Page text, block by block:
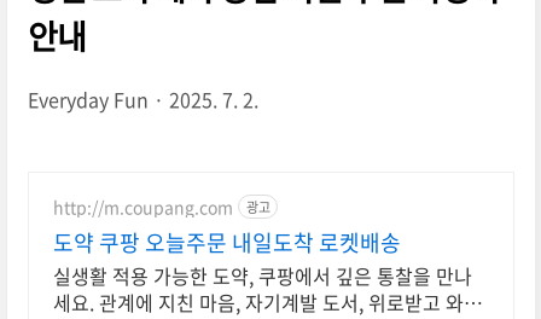
안내
Everyday Fun 2025. 7. 2.
http://m.coupang.com 광고
도약 쿠팡 오늘주문 내일도착 로켓배송
실생활 적용 가능한 도약, 쿠팡에서 깊은 통찰을 만나
세요. 관계에 지친 마음, 자기계발 도서, 위로받고 와우